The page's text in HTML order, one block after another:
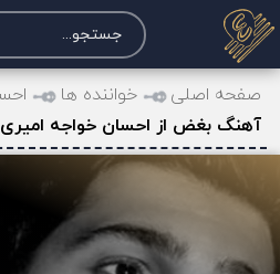
صفحه
درخواست
نت و تبلچر
تماس با ما
صفحه اصلی خواننده ها
آهنگ بغض از احسان خواجه امیری